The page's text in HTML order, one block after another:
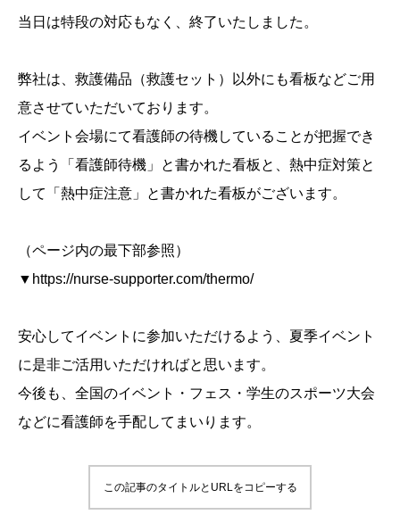
当日は特段の対応もなく、終了いたしました。
弊社は、救護備品（救護セット）以外にも看板などご用
意させていただいております。
イベント会場にて看護師の待機していることが把握でき
るよう「看護師待機」と書かれた看板と、熱中症対策と
して「熱中症注意」と書かれた看板がございます。
（ページ内の最下部参照）
▼https://nurse-supporter.com/thermo/
安心してイベントに参加いただけるよう、夏季イベント
に是非ご活用いただければと思います。
今後も、全国のイベント・フェス・学生のスポーツ大会
などに看護師を手配してまいります。
この記事のタイトルとURLをコピーする